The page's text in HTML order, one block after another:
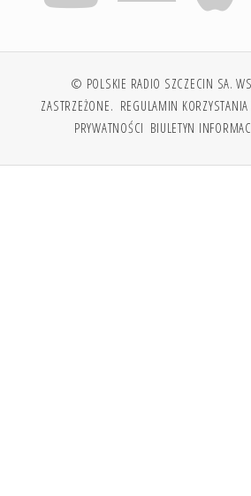
© POLSKIE RADIO SZCZECIN SA.
ZASTRZEŻONE. REGULAMIN
PRYWATNOŚCI BIULETYN